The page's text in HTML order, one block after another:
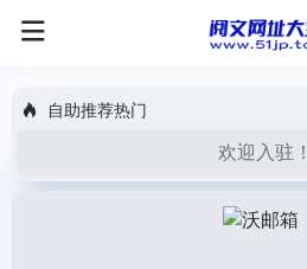
自助推荐热门
欢迎入驻！